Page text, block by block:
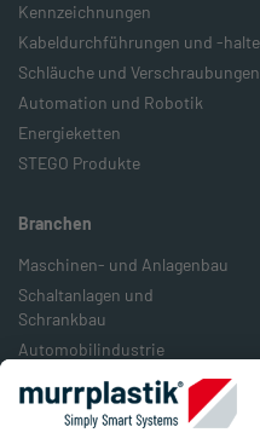
Kennzeichnungen
Kabeldurchführungen und -
Schläuche und Verschraubungen
Automation und Robotik
Energieketten
STEGO Produkte
Branchen
Maschinen- und Anlagenbau
Schaltanlagen und
Schrankbau
Automobilindustrie
Bahn- und Schienenverkehr
Lebensmittelindustrie